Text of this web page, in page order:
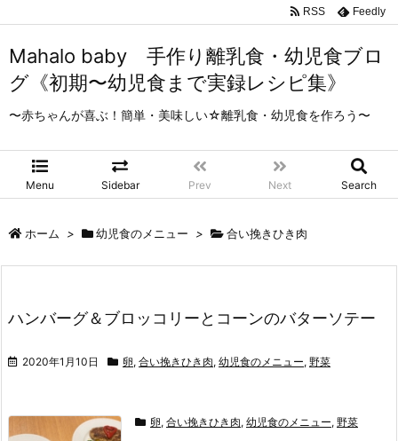
Mahalo baby 手作り離乳食・幼児食ブロ
グ《初期〜幼児食まで実録レシピ集》
〜赤ちゃんが喜ぶ！簡単・美味しい☆離乳食・幼児食を作ろう〜
Menu Sidebar Prev Next Search
RSS Feedly
ホーム > 幼児食のメニュー > 合い挽きひき肉
ハンバーグ＆ブロッコリーとコーンのバターソテー
2020年1月10日 卵, 合い挽きひき肉, 幼児食のメニュー, 野菜
卵, 合い挽きひき肉, 幼児食のメニュー, 野菜